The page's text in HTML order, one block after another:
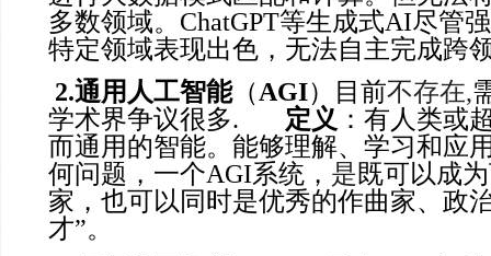
多数领域。ChatGPT等生成式AI尽管
特定领域表现出色，无法自主完成跨
2.通用人工智能（AGI）目前不存在,
学术界争议很多. 定义 ：有人类或
而通用的智能。能够理解、学习和应
何问题，一个AGI系统， 是既可以成
家，也可以同时是优秀的作曲家、政
才”。